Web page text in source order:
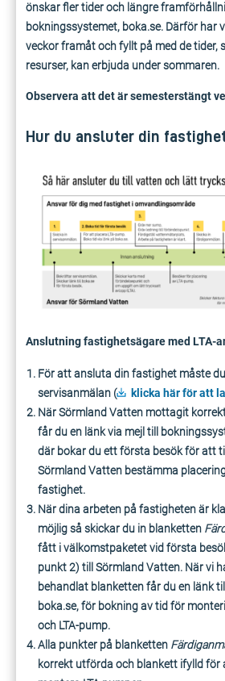
önskar fler tider och längre
bokningssystemet, boka.se. Därför har
veckor framåt och fyllt på med de tider,
resurser, kan erbjuda under sommaren.
Observera att det är semesterstängt
Hur du ansluter din
Anslutning fastighetsägare med LTA-
För att ansluta din fastighet måste
servisanmälan (
klicka här för att
När Sörmland Vatten mottagit
får du en länk via mejl till
där bokar du ett första besök för att
Sörmland Vatten bestämma
fastighet.
När dina arbeten på fastigheten är
möjlig så skickar du in blanketten
fått i välkomstpaketet vid första
punkt 2) till Sörmland Vatten. När vi
behandlat blanketten får du en länk
boka.se, för bokning av tid för
och LTA-pump.
Alla punkter på blanketten
korrekt utförda och blankett ifylld för